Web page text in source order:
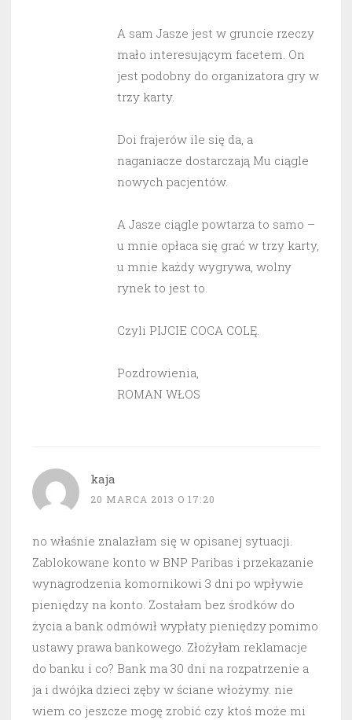
A sam Jasze jest w gruncie rzeczy
mało interesującym facetem. On
jest podobny do organizatora gry w
trzy karty.
Doi frajerów ile się da, a
naganiacze dostarczają Mu ciągle
nowych pacjentów.
A Jasze ciągle powtarza to samo –
u mnie opłaca się grać w trzy karty,
u mnie każdy wygrywa, wolny
rynek to jest to.
Czyli PIJCIE COCA COLĘ.
Pozdrowienia,
ROMAN WŁOS
kaja
20 MARCA 2013 O 17:20
no właśnie znalazłam się w opisanej sytuacji.
Zablokowane konto w BNP Paribas i przekazanie
wynagrodzenia komornikowi 3 dni po wpływie
pieniędzy na konto. Zostałam bez środków do
życia a bank odmówił wypłaty pieniędzy pomimo
ustawy prawa bankowego. Złożyłam reklamacje
do banku i co? Bank ma 30 dni na rozpatrzenie a
ja i dwójka dzieci zęby w ściane włożymy. nie
wiem co jeszcze mogę zrobić czy ktoś może mi